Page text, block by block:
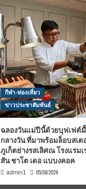
กีฬา-ท่องเที่ยว
ข่าวประชาสัมพันธ์
ฉลองวันแม่ปีนี้ด้วยบุฟเฟต์
กลางวัน ที่มาพร้อมล็อบสเต
ภูเก็ตย่างรสเลิศณ โรงแรมเ
สัน ชาโต เดอ แบบงคอค
admin1 05/08/2026